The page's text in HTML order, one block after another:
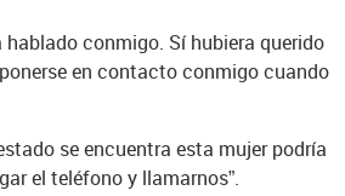
conmigo. Sí hubiera querido
en contacto conmigo cuando
se encuentra esta mujer podría
el teléfono y llamarnos”.